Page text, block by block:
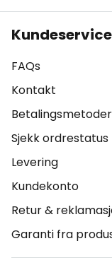
Kundeservice
FAQs
Kontakt
Betalingsmetoder
Sjekk ordrestatus
Levering
Kundekonto
Retur &
Garanti fra